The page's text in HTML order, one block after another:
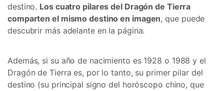
destino. Los cuatro pilares del Dragón de Tierra
comparten el mismo destino en imagen, que puede
descubrir más adelante en la página.
Además, si su año de nacimiento es 1928 o 1988 y el
Dragón de Tierra es, por lo tanto, su primer pilar del
destino (su principal signo del horóscopo chino, que